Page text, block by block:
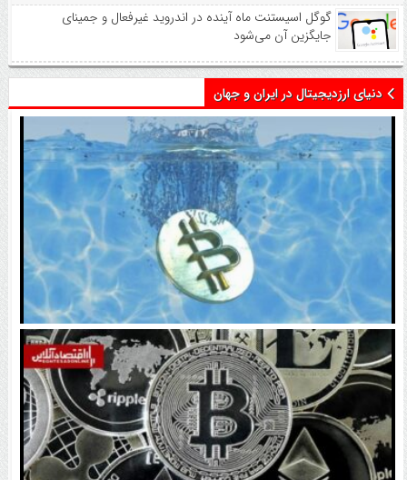
گوگل اسیستنت ماه آینده در اندروید غیرفعال و جمینای
جایگزین آن می‌شود
دنیای ارزدیجیتال در ایران و جهان
اتفاق تاریخی در بازار رمزارزها / بیت‌کوین سبز شد